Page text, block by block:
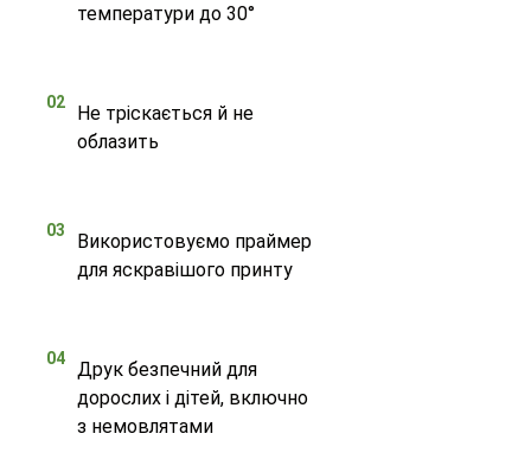
температури до 30°
02
Не тріскається й не
облазить
03
Використовуємо праймер
для яскравішого принту
04
Друк безпечний для
дорослих і дітей, включно
з немовлятами